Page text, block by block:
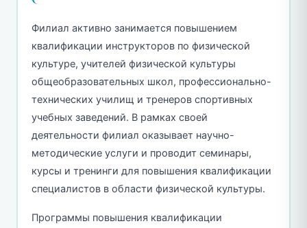
Филиал активно занимается повышением
квалификации инструкторов по физической
культуре, учителей физической культуры
общеобразовательных школ, профессионально-
технических училищ и тренеров спортивных
учебных заведений. В рамках своей
деятельности филиал оказывает научно-
методические услуги и проводит семинары,
курсы и тренинги для повышения квалификации
специалистов в области физической культуры.
Программы повышения квалификации